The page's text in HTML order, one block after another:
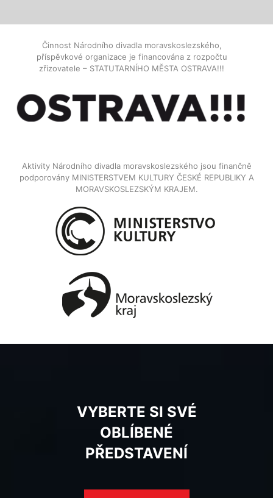
Činnost Národního divadla moravskoslezského,
příspěvkové organizace je financována z rozpočtu
zřizovatele – STATUTARNÍHO MĚSTA OSTRAVA!!!
Aktivity Národního divadla moravskoslezského jsou finančně
podporovány MINISTERSTVEM KULTURY ČESKÉ REPUBLIKY A
MORAVSKOSLEZSKÝM KRAJEM.
VYBERTE SI SVÉ
OBLÍBENÉ
PŘEDSTAVENÍ